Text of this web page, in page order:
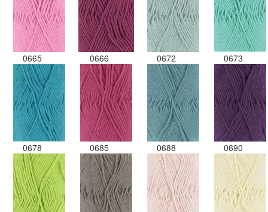
0665 0666 0672 0673
0678 0685 0688 0690